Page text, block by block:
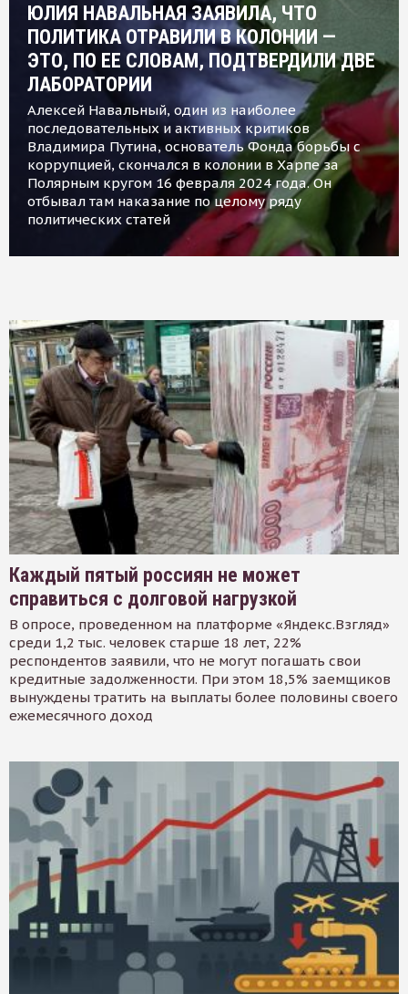
ЮЛИЯ НАВАЛЬНАЯ ЗАЯВИЛА, ЧТО
ПОЛИТИКА ОТРАВИЛИ В КОЛОНИИ —
ЭТО, ПО ЕЕ СЛОВАМ, ПОДТВЕРДИЛИ ДВЕ
ЛАБОРАТОРИИ
Алексей Навальный, один из наиболее
последовательных и активных критиков
Владимира Путина, основатель Фонда борьбы с
коррупцией, скончался в колонии в Харпе за
Полярным кругом 16 февраля 2024 года. Он
отбывал там наказание по целому ряду
политических статей
Каждый пятый россиян не может
справиться с долговой нагрузкой
В опросе, проведенном на платформе «Яндекс.Взгляд»
среди 1,2 тыс. человек старше 18 лет, 22%
респондентов заявили, что не могут погашать свои
кредитные задолженности. При этом 18,5% заемщиков
вынуждены тратить на выплаты более половины своего
ежемесячного доход